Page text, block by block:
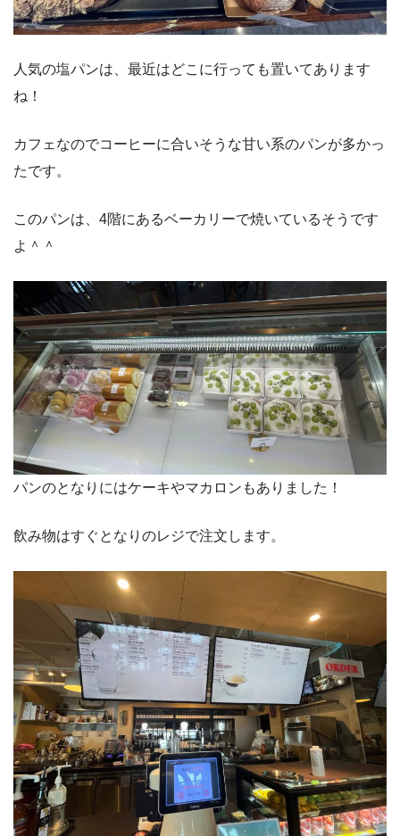
人気の塩パンは、最近はどこに行っても置いてあります
ね！
カフェなのでコーヒーに合いそうな甘い系のパンが多かっ
たです。
このパンは、4階にあるベーカリーで焼いているそうです
よ＾＾
パンのとなりにはケーキやマカロンもありました！
飲み物はすぐとなりのレジで注文します。